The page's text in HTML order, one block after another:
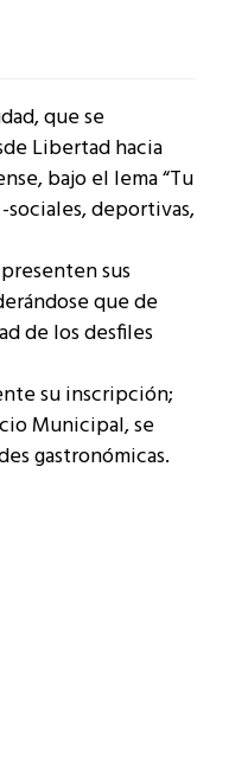
que se
Libertad hacia
bajo el lema “Tu
deportivas,
sus
que de
de los desfiles
su inscripción;
Municipal, se
gastronómicas.